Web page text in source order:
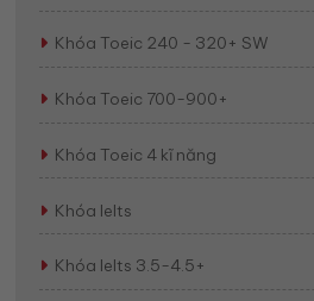
Khóa Toeic 240 - 320+ SW
Khóa Toeic 700-900+
Khóa Toeic 4 kĩ năng
Khóa Ielts
Khóa Ielts 3.5-4.5+